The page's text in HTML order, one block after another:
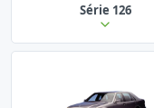
Série 126